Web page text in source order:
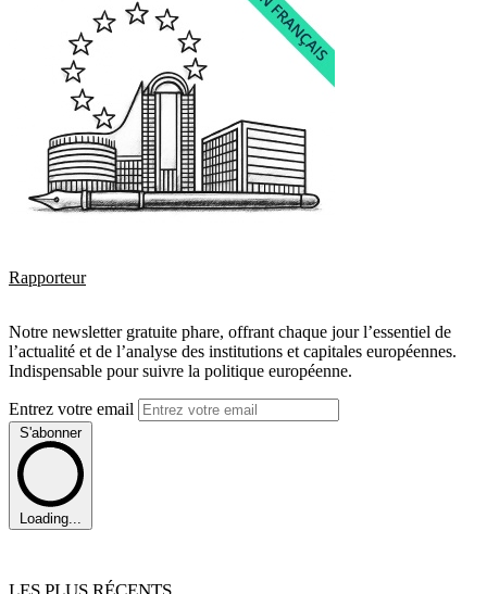
Rapporteur
Notre newsletter gratuite phare, offrant chaque jour l’essentiel de
l’actualité et de l’analyse des institutions et capitales européennes.
Indispensable pour suivre la politique européenne.
Entrez votre email
S'abonner
Loading...